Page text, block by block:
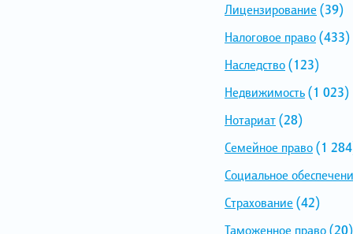
Лицензирование (39)
Налоговое право(433)
Наследство(123)
Недвижимость(1 023)
Нотариат(28)
Семейное право(1
Социальное
Страхование (42)
Таможенное право(20)